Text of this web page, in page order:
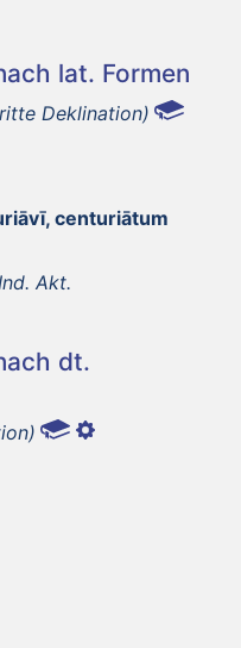
lat. Formen
Deklination)
centuriātum
Akt.
dt.